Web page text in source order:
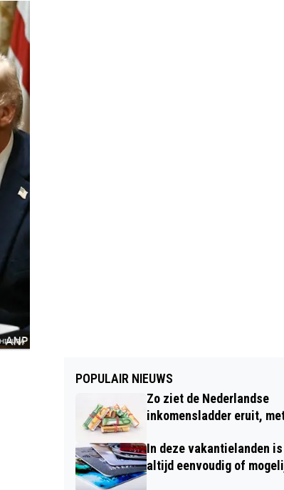
POPULAIR NIEUWS
Zo ziet de Nederlandse
inkomensladder eruit,
In deze vakantielanden
altijd eenvoudig of